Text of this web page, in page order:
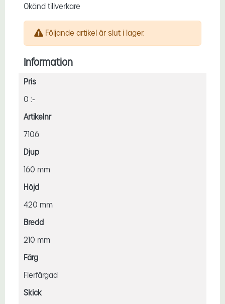
Okänd tillverkare
Följande artikel är slut i lager.
Information
Pris
0 :-
Artikelnr
7106
Djup
160 mm
Höjd
420 mm
Bredd
210 mm
Färg
Flerfärgad
Skick